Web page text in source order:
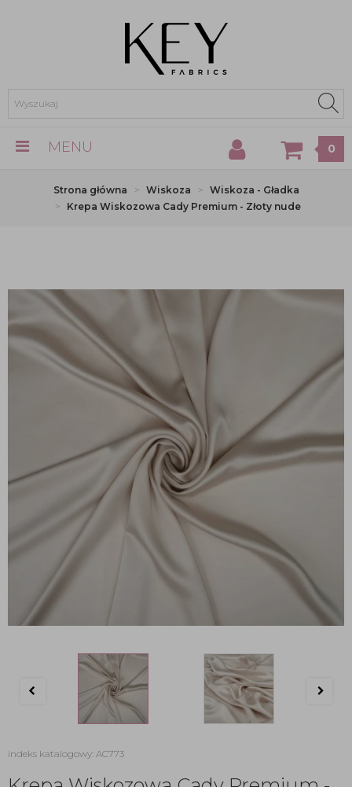
MENU 0
Strona główna Wiskoza
Wiskoza - Gładka
Krepa Wiskozowa Cady Premium - Złoty nude
indeks katalogowy: AC773